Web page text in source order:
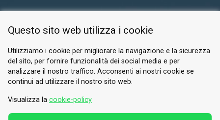
PRIVACY POLICY
© 2026 Valle di Susa
Tesori di Arte e Cultura Alpina
Tel.
E-mail.info@vallesusa-tesori.it
Questo sito web utilizza i cookie
Utilizziamo i cookie per migliorare la navigazione e la sicurezza
del sito, per fornire funzionalità dei social media e per
analizzare il nostro traffico. Acconsenti ai nostri cookie se
continui ad utilizzare il nostro sito web.
Visualizza la cookie-policy